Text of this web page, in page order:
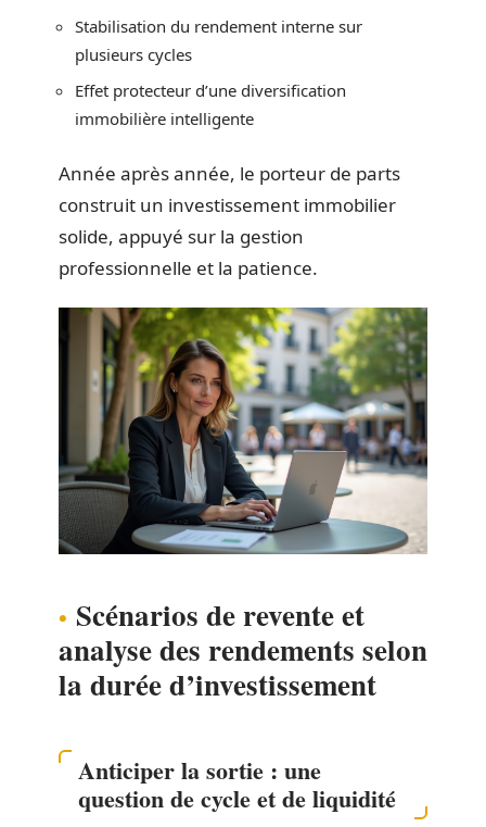
Stabilisation du rendement interne sur
plusieurs cycles
Effet protecteur d’une diversification
immobilière intelligente
Année après année, le porteur de parts
construit un investissement immobilier
solide, appuyé sur la gestion
professionnelle et la patience.
Scénarios de revente et
analyse des rendements selon
la durée d’investissement
Anticiper la sortie : une
question de cycle et de liquidité